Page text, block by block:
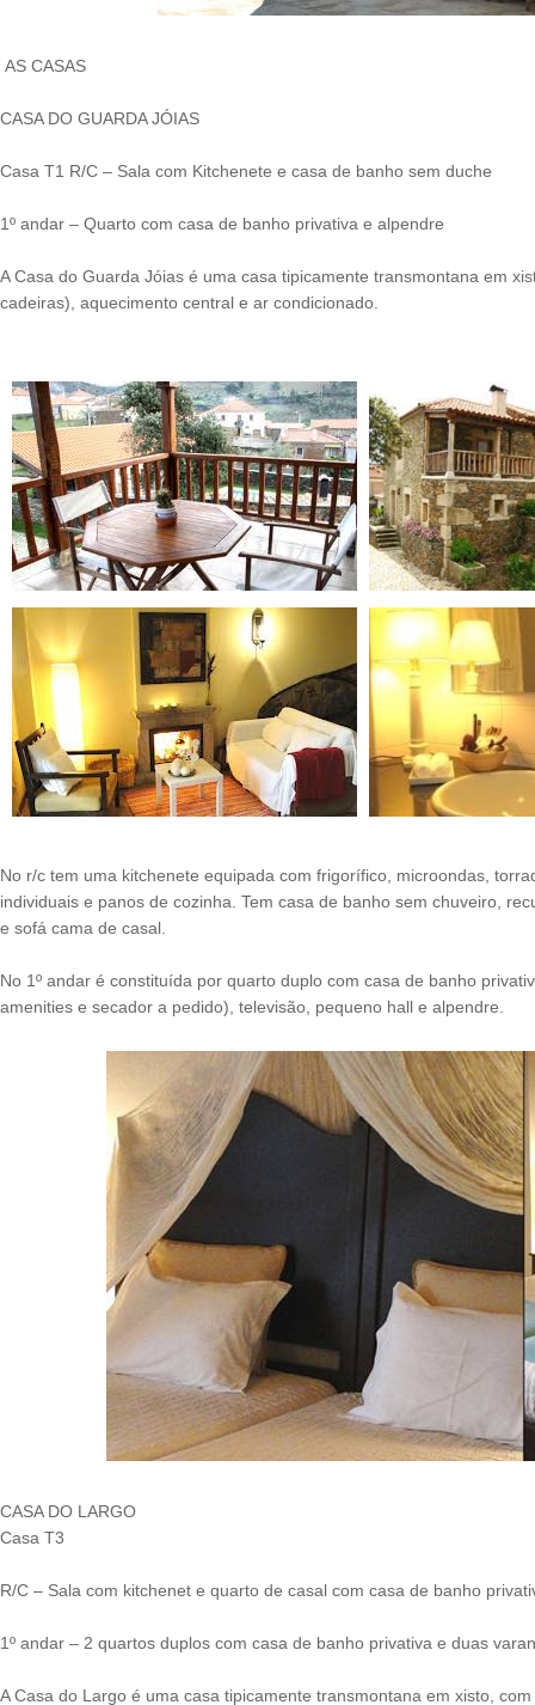
AS CASAS
CASA DO GUARDA JÓIAS
Casa T1 R/C – Sala com Kitchenete e casa de banho sem duche
1º andar – Quarto com casa de banho privativa e alpendre
A Casa do Guarda Jóias é uma casa tipicamente transmontana em
cadeiras), aquecimento central e ar condicionado.
No r/c tem uma kitchenete equipada com frigorífico, microondas,
individuais e panos de cozinha. Tem casa de banho sem chuveiro,
e sofá cama de casal.
No 1º andar é constituída por quarto duplo com casa de banho
amenities e secador a pedido), televisão, pequeno hall e alpendre.
CASA DO LARGO
Casa T3
R/C – Sala com kitchenet e quarto de casal com casa de banho
1º andar – 2 quartos duplos com casa de banho privativa e duas
A Casa do Largo é uma casa tipicamente transmontana em xisto,